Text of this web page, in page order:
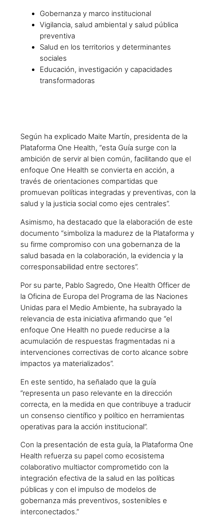
Gobernanza y marco institucional
Vigilancia, salud ambiental y salud pública
preventiva
Salud en los territorios y determinantes
sociales
Educación, investigación y capacidades
transformadoras
Según ha explicado Maite Martín, presidenta de la
Plataforma One Health, “esta Guía surge con la
ambición de servir al bien común, facilitando que el
enfoque One Health se convierta en acción, a
través de orientaciones compartidas que
promuevan políticas integradas y preventivas, con la
salud y la justicia social como ejes centrales”.
Asimismo, ha destacado que la elaboración de este
documento “simboliza la madurez de la Plataforma y
su firme compromiso con una gobernanza de la
salud basada en la colaboración, la evidencia y la
corresponsabilidad entre sectores”.
Por su parte, Pablo Sagredo, One Health Officer de
la Oficina de Europa del Programa de las Naciones
Unidas para el Medio Ambiente, ha subrayado la
relevancia de esta iniciativa afirmando que “el
enfoque One Health no puede reducirse a la
acumulación de respuestas fragmentadas ni a
intervenciones correctivas de corto alcance sobre
impactos ya materializados”.
En este sentido, ha señalado que la guía
“representa un paso relevante en la dirección
correcta, en la medida en que contribuye a traducir
un consenso científico y político en herramientas
operativas para la acción institucional”.
Con la presentación de esta guía, la Plataforma One
Health refuerza su papel como ecosistema
colaborativo multiactor comprometido con la
integración efectiva de la salud en las políticas
públicas y con el impulso de modelos de
gobernanza más preventivos, sostenibles e
interconectados.”